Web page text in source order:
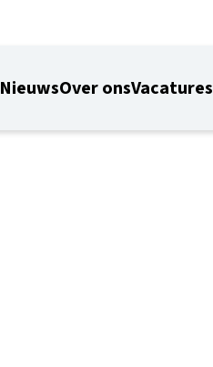
NieuwsOver onsVacatures